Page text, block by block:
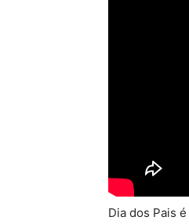
Dia dos Pais